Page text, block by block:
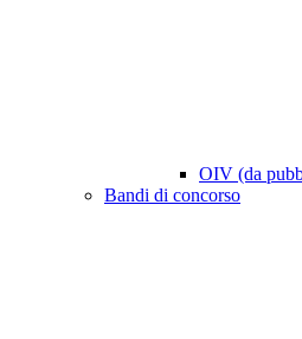
OIV (da
Bandi di concorso